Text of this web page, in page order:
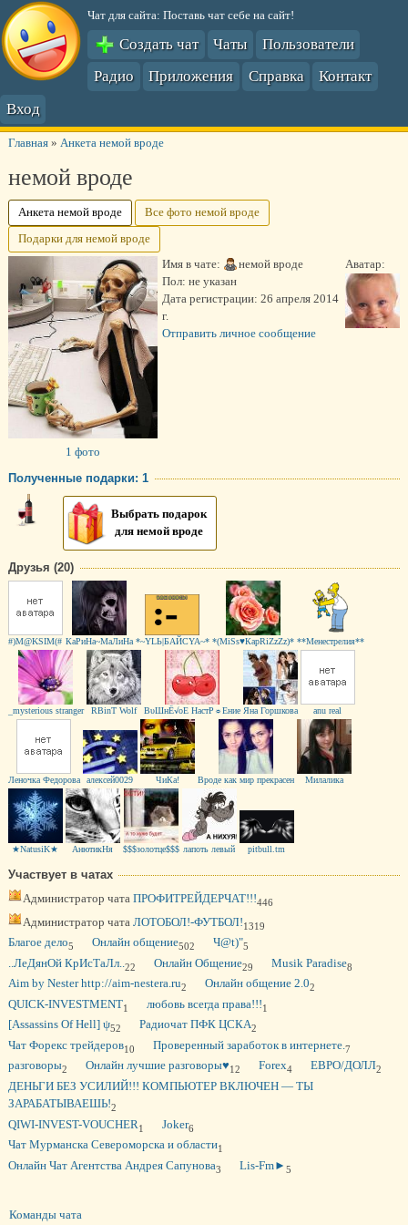
Чат для сайта: Поставь чат себе на сайт!
Создать чат Чаты
Пользователи
Радио
Приложения Справка
Контакт
Вход
Главная» Анкета немой вроде
немой вроде
Анкета немой вроде Все фото немой вроде
Подарки для немой вроде
Аватар:
1 фото
Имя в чате:
немой вроде
Пол: не указан
Дата регистрации: 26 апреля 2014
г.
Отправить личное сообщение
Полученные подарки: 1
Выбрать подарок
для немой вроде
Друзья (20)
#)M@KSIM(# КаРиНа~МаЛиНа *~YLЬ|БAЙСYA~* *(MiSs♥КаpRiZzZz)* **Менестрелия**
_mysterious stranger RBinT Wolf ВυШнЁ√оЕ НaстР☼Ениe Яна Горшкова anu real
Леночка Федорова алексей0029 ЧиКа! Вроде как мир прекрасен Милалика
★NatusiK★ АнютикНя $$$золотце$$$ лапоть левый pitbull.tm
Участвует в чатах
Администратор чата ПРОФИТРЕЙДЕРЧАТ!!!446
Администратор чата ЛОТОБОЛ!-ФУТБОЛ!1319
Благое дело5 Oнлайн общение502 Ч@t)"5
..ЛеДянОй КрИсТаЛл.. 22 Онлайн Общение29 Musik Paradise8
Aim by Nester http://aim-nestera.ru2 Онлайн общение 2.02
QUICK-INVESTMENT1 любовь всегда права!!!1
[Assassins Of Hell] ψ52 Радиочат ПФК ЦСКА2
Чат Форекс трейдеров10 Проверенный заработок в интернете.7
разговоры2 Онлайн лучшие разговоры♥12 Forex4 ЕВРО/ДОЛЛ2
ДЕНЬГИ БЕЗ УСИЛИЙ!!! КОМПЬЮТЕР ВКЛЮЧЕН — ТЫ
ЗАРАБАТЫВАЕШЬ!2
QIWI-INVEST-VOUCHER1 Joker6
Чат Мурманска Североморска и области1
Онлайн Чат Агентства Андрея Сапунова3 Lis-Fm► 5
Команды чата